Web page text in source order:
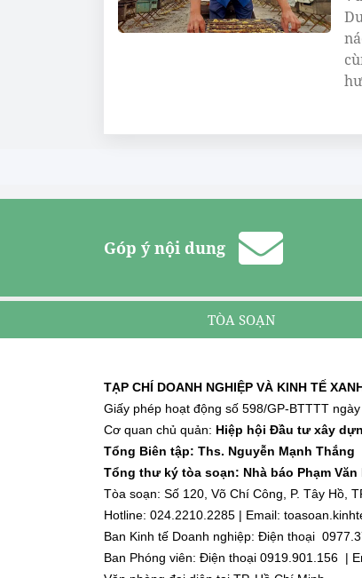
Góp ý nội dung
TÒA SOẠN
TẠP CHÍ DOANH NGHIỆP VÀ KINH TẾ
Giấy phép hoạt động số 598/GP-BTTTT
Cơ quan chủ quản: Hiệp hội Đầu tư xây
Tổng Biên tập: Ths. Nguyễn Mạnh Thắng
Tổng thư ký tòa soạn: Nhà báo Phạm Văn
Tòa soạn: Số 120, Võ Chí Công, P. Tây Hồ,
Hotline: 024.2210.2285 | Email:
Ban Kinh tế Doanh nghiệp: Điện thoại
Ban Phóng viên: Điện thoại 0919.901.156 |